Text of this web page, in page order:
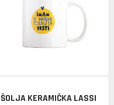
ŠOLJA KERAMIČKA LASSI